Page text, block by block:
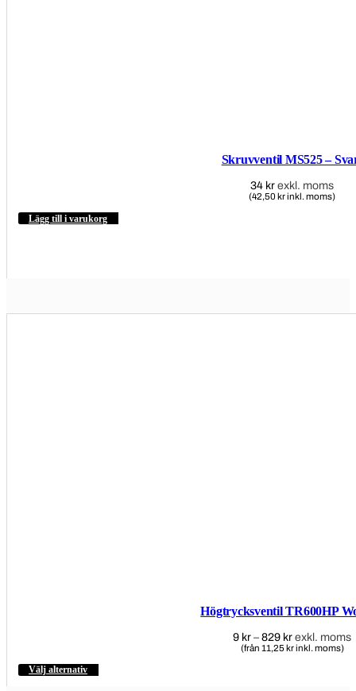
Skruvventil MS525 –
34 kr exkl. moms
(42,50 kr inkl. moms)
Lägg till i varukorg
Högtrycksventil TR600HP
9 kr – 829 kr Prisintervall:
9 kr
exkl. moms
(från 11,25 kr inkl. moms)
Välj alternativ
här